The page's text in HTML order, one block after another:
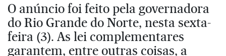
O anúncio foi feito pela governadora
do Rio Grande do Norte, nesta sexta-
feira (3). As lei complementares
garantem, entre outras coisas, a